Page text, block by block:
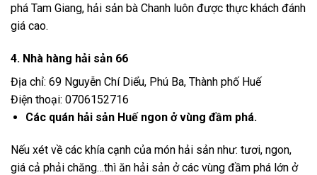
phá Tam Giang, hải sản bà Chanh luôn được thực khách đánh
giá cao.
4. Nhà hàng hải sản 66
Địa chỉ: 69 Nguyễn Chí Diểu, Phú Ba, Thành phố Huế
Điện thoại: 0706152716
Các quán hải sản Huế ngon ở vùng đầm phá.
Nếu xét về các khía cạnh của món hải sản như: tươi, ngon,
giá cả phải chăng…thì ăn hải sản ở các vùng đầm phá lớn ở